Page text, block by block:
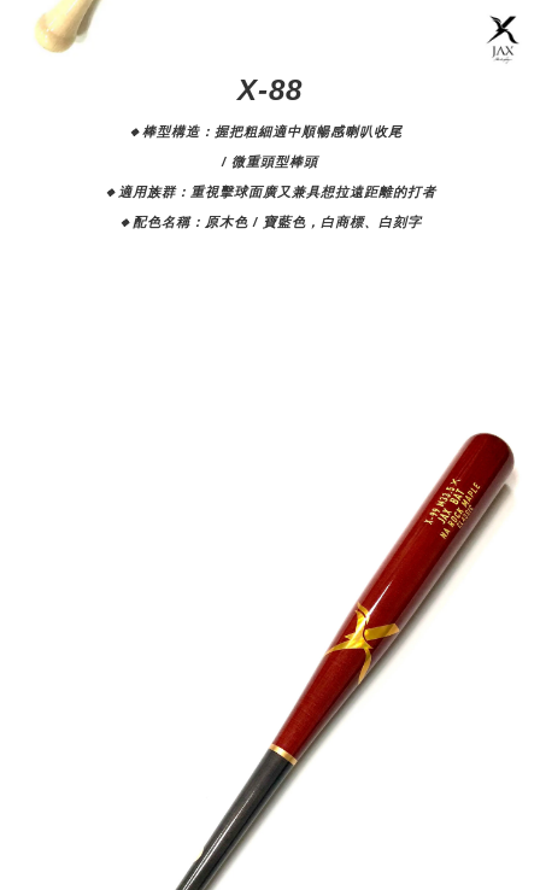
X-88
🔸棒型構造： 握把粗細適中順暢感喇叭收尾
/ 微重頭型棒頭
🔸適用族群： 重視擊球面廣又兼具想拉遠距離的打者
🔸配色名稱：原木色 / 寶藍色，白商標、白刻字